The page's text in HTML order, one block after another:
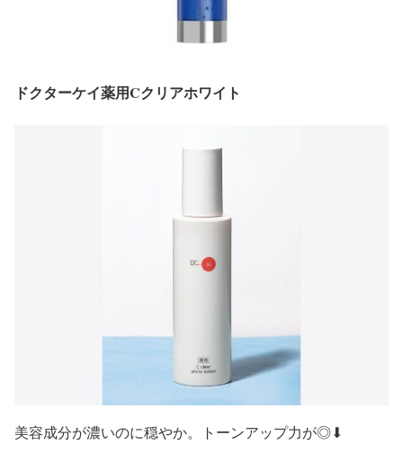
ドクターケイ薬用Cクリアホワイト
美容成分が濃いのに穏やか。トーンアップ力が◎⬇︎